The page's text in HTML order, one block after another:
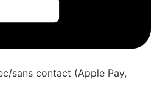
sans contact (Apple Pay,